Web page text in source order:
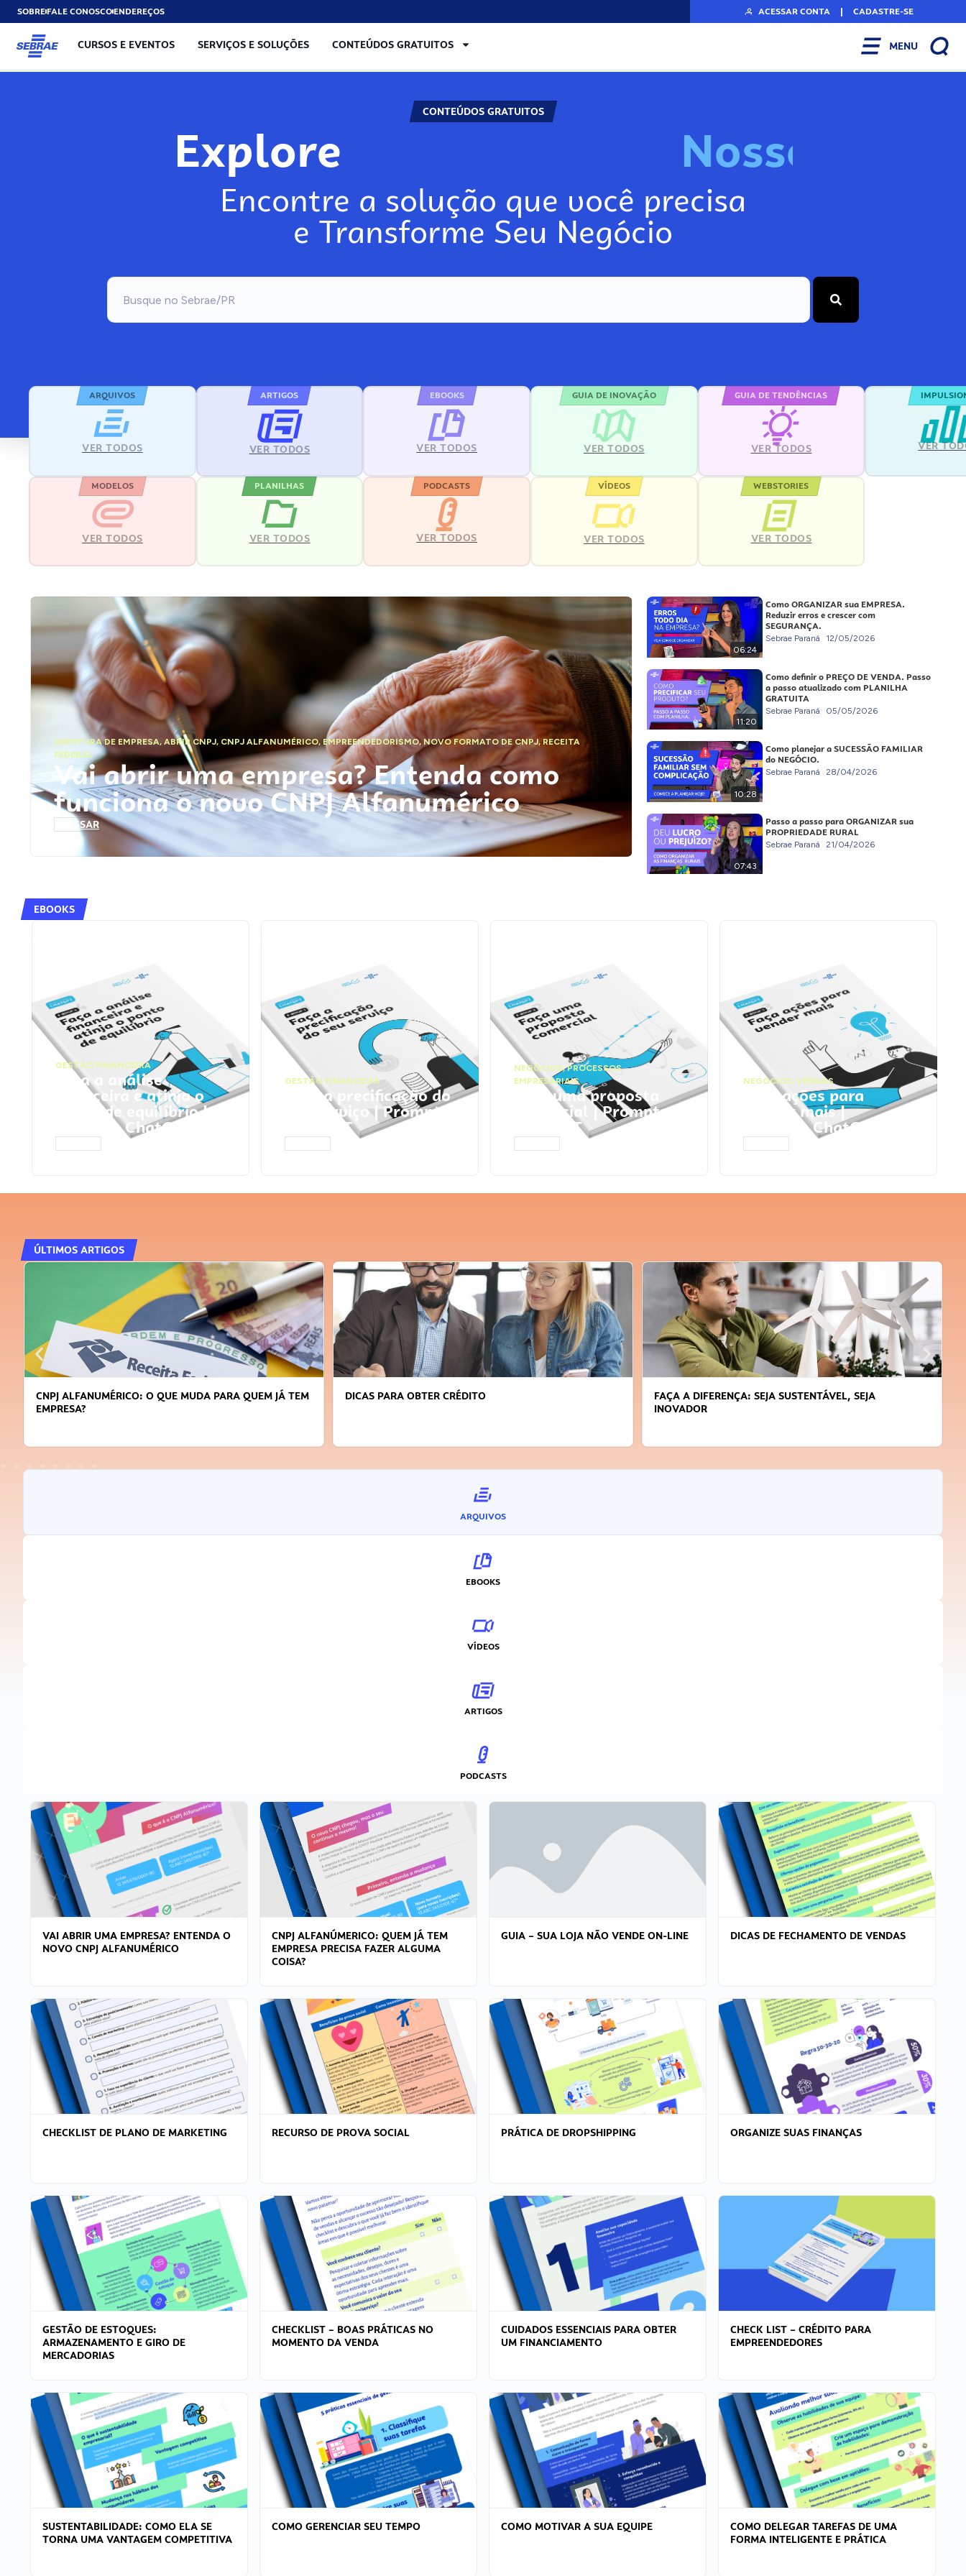
SOBREFALE CONOSCOENDEREÇOS ACESSAR CONTA | CADASTRE-SE
CURSOS E EVENTOS SERVIÇOS E SOLUÇÕES CONTEÚDOS GRATUITOS MENU
CONTEÚDOS GRATUITOS
Explore Noss
Encontre a solução que você precisa
e Transforme Seu Negócio
ARQUIVOS
VER TODOS
ARTIGOS
VER TODOS
EBOOKS
VER TODOS
GUIA DE INOVAÇÃO
VER TODOS
GUIA DE TENDÊNCIAS
VER TODOS VER
MODELOS
VER TODOS
PLANILHAS
VER TODOS
PODCASTS
VER TODOS
VÍDEOS
VER TODOS
WEBSTORIES
VER TODOS
ABERTURA DE EMPRESA,ABRIR CNPJ, CNPJ ALFANUMÉRICO, EMPREENDEDORISMO,NOVO FORMATO DE CNPJ,RECEITA
FEDERAL
Vai abrir uma empresa? Entenda como
funciona o novo CNPJ Alfanumérico
ACESSAR
06:24
Como ORGANIZAR sua EMPRESA.
Reduzir erros e crescer com
SEGURANÇA.
Sebrae Paraná 12/05/2026
11:20
Como definir o PREÇO DE VENDA. Passo
a passo atualizado com PLANILHA
GRATUITA
Sebrae Paraná 05/05/2026
10:28
Como planejar a SUCESSÃO FAMILIAR
do NEGÓCIO.
Sebrae Paraná 28/04/2026
07:43
Passo a passo para ORGANIZAR sua
PROPRIEDADE RURAL
Sebrae Paraná 21/04/2026
EBOOKS
GESTÃO FINANCEIRA
Faça a análise
financeira e atinja o
ponto de equilíbrio |
Prompts ChatGPT
GESTÃO FINANCEIRA
Faça a precificação do
seu serviço | Prompts
ChatGPT
NEGÓCIOS,PROCESSOS
EMPRESARIAIS
Faça uma proposta
comercial | Prompts
ChatGPT
NEGÓCIOS, VENDAS
Faça ações para
vender mais |
Prompts ChatGPT
ÚLTIMOS ARTIGOS
CNPJ ALFANUMÉRICO: O QUE MUDA PARA QUEM JÁ TEM
EMPRESA?
DICAS PARA OBTER CRÉDITO
FAÇA A DIFERENÇA: SEJA SUSTENTÁVEL, SEJA
INOVADOR
ARQUIVOS
EBOOKS
VÍDEOS
ARTIGOS
PODCASTS
VAI ABRIR UMA EMPRESA? ENTENDA O
NOVO CNPJ ALFANUMÉRICO
CNPJ ALFANÚMERICO: QUEM JÁ TEM
EMPRESA PRECISA FAZER ALGUMA
COISA?
GUIA – SUA LOJA NÃO VENDE ON-LINE DICAS DE FECHAMENTO DE VENDAS
CHECKLIST DE PLANO DE MARKETING RECURSO DE PROVA SOCIAL PRÁTICA DE DROPSHIPPING ORGANIZE SUAS FINANÇAS
GESTÃO DE ESTOQUES:
ARMAZENAMENTO E GIRO DE
MERCADORIAS
CHECKLIST – BOAS PRÁTICAS NO
MOMENTO DA VENDA
CUIDADOS ESSENCIAIS PARA OBTER
UM FINANCIAMENTO
CHECK LIST – CRÉDITO PARA
EMPREENDEDORES
SUSTENTABILIDADE: COMO ELA SE
TORNA UMA VANTAGEM COMPETITIVA
COMO GERENCIAR SEU TEMPO COMO MOTIVAR A SUA EQUIPE
COMO DELEGAR TAREFAS DE UMA
FORMA INTELIGENTE E PRÁTICA